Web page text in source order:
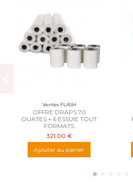
Ventes FLASH
OFFRE DRAPS 70
OUATES + 6 ESSUIE TOUT
FORMATS
321,00 €
Ajouter au panier